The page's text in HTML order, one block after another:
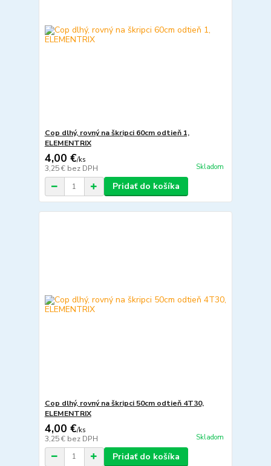
Cop dlhý, rovný na škripci 60cm odtieň 1,
ELEMENTRIX
4,00 €/ks
3,25 € bez DPH Skladom
Pridať do košíka
Cop dlhý, rovný na škripci 50cm odtieň 4T30,
ELEMENTRIX
4,00 €/ks
3,25 € bez DPH Skladom
Pridať do košíka